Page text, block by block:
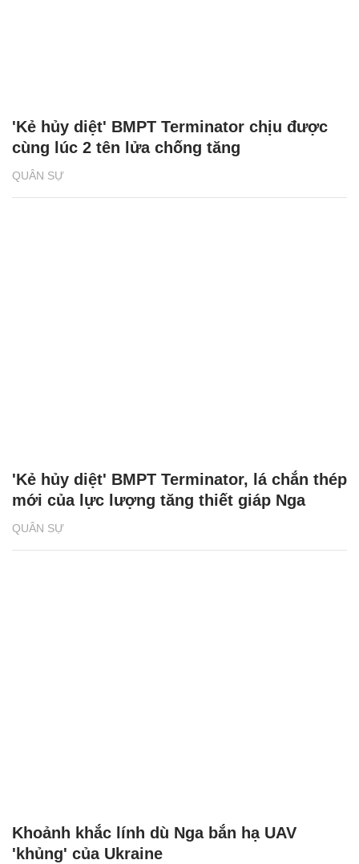
QUÂN SỰ
'Kẻ hủy diệt' BMPT Terminator chịu được
cùng lúc 2 tên lửa chống tăng
QUÂN SỰ
'Kẻ hủy diệt' BMPT Terminator, lá chắn thép
mới của lực lượng tăng thiết giáp Nga
Khoảnh khắc lính dù Nga bắn hạ UAV
'khủng' của Ukraine